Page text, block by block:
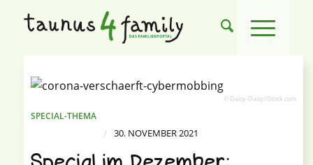
© Daisy-Daisy/iStock.com
SPECIAL-THEMA
/ 30. NOVEMBER 2021